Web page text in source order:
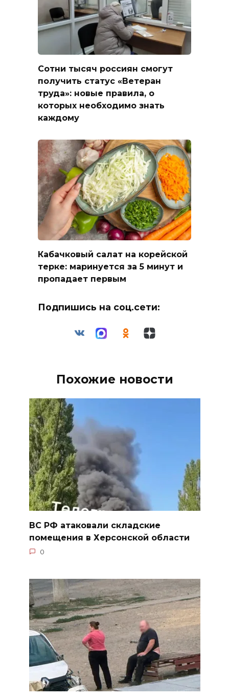
Сотни тысяч россиян смогут
получить статус «Ветеран
труда»: новые правила, о
которых необходимо знать
каждому
Кабачковый салат на корейской
терке: маринуется за 5 минут и
пропадает первым
Подпишись на соц.сети:
Похожие новости
ВС РФ атаковали складские
помещения в Херсонской области
0